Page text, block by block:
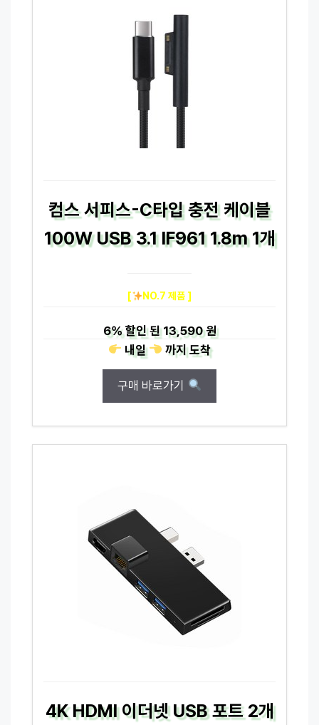
컴스 서피스-C타입 충전 케이블
100W USB 3.1 IF961 1.8m 1개
[ NO.7 제품 ]
6%할인 된13,590 원
내일
까지도착
구매 바로가기
4K HDMI 이더넷 USB 포트 2개